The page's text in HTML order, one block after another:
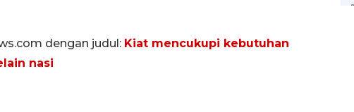
dengan judul: Kiat mencukupi kebutuhan
nasi